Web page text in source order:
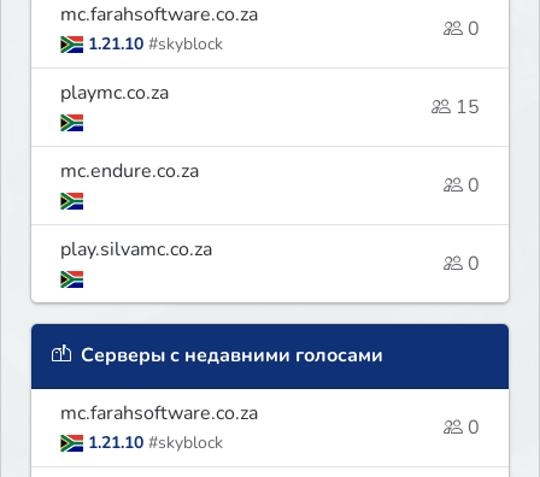
mc.farahsoftware.co.za
1.21.10 #skyblock
0
playmc.co.za
15
mc.endure.co.za
0
play.silvamc.co.za
0
Серверы с недавними голосами
mc.farahsoftware.co.za
1.21.10 #skyblock
0